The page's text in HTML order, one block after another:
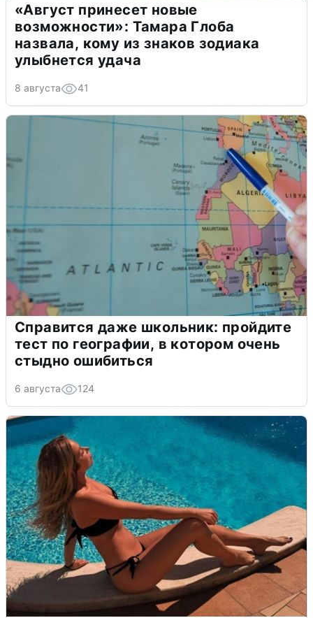
«Август принесет новые
возможности»: Тамара Глоба
назвала, кому из знаков зодиака
улыбнется удача
8 августа 41
Справится даже школьник: пройдите
тест по географии, в котором очень
стыдно ошибиться
6 августа 124